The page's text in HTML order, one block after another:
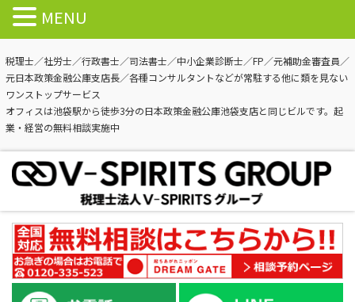
税理士／社労士／行政書士／司法書士／中小企業診断士／FP／元補助金審査員／
元日本政策金融公庫支店長／各種コンサルタントなどが常駐する他に類を見ない
ワンストップサービス
オフィスは池袋駅から徒歩3分の日本政策金融公庫池袋支店と同じビルです。起
業・経営の無料相談実施中
MENU